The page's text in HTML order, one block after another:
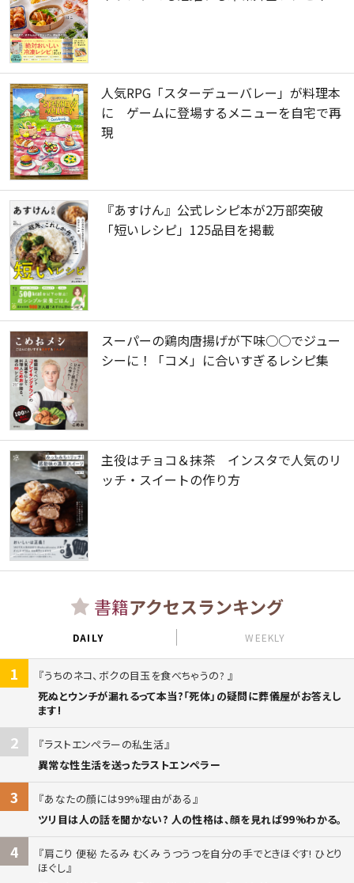
人気RPG「スターデューバレー」が料理本
に ゲームに登場するメニューを自宅で再
現
『あすけん』公式レシピ本が2万部突破
「短いレシピ」125品目を掲載
スーパーの鶏肉唐揚げが下味○○でジュー
シーに！「コメ」に合いすぎるレシピ集
主役はチョコ＆抹茶 インスタで人気のリ
ッチ・スイートの作り方
書籍アクセスランキング
DAILY WEEKLY
1
うちのネコ、ボクの目玉を食べちゃうの?
死ぬとウンチが漏れるって本当?「死体」の疑問に葬儀屋がお答えし
ます!
2
ラストエンペラーの私生活
異常な性生活を送ったラストエンペラー
3
あなたの顔には99%理由がある
ツリ目は人の話を聞かない? 人の性格は、顔を見れば99%わかる。
4
肩こり 便秘 たるみ むくみ うつうつを自分の手でときほぐす! ひとり
ほぐし